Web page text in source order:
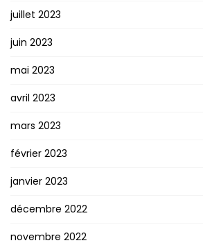
juillet 2023
juin 2023
mai 2023
avril 2023
mars 2023
février 2023
janvier 2023
décembre 2022
novembre 2022